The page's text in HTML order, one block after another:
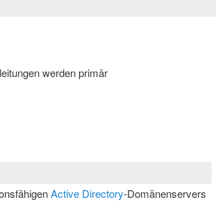
werden primär
Active Directory-Domänenservers